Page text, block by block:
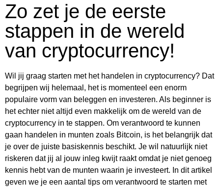
Zo zet je de eerste
stappen in de wereld
van cryptocurrency!
Wil jij graag starten met het handelen in cryptocurrency? Dat
begrijpen wij helemaal, het is momenteel een enorm
populaire vorm van beleggen en investeren. Als beginner is
het echter niet altijd even makkelijk om de wereld van de
cryptocurrency in te stappen. Om verantwoord te kunnen
gaan handelen in munten zoals Bitcoin, is het belangrijk dat
je over de juiste basiskennis beschikt. Je wil natuurlijk niet
riskeren dat jij al jouw inleg kwijt raakt omdat je niet genoeg
kennis hebt van de munten waarin je investeert. In dit artikel
geven we je een aantal tips om verantwoord te starten met